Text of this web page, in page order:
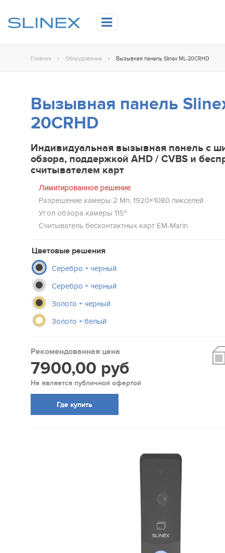
Главная Оборудование Вызывная панель Slinex ML-20CRHD
Вызывная панель
20CRHD
Индивидуальная вызывная панель с
обзора, поддержкой AHD / CVBS и
считывателем карт
Лимитированное решение
Разрешение камеры 2 Mп, 1920×1080 пикселей
Угол обзора камеры 115º
Считыватель беcконтактных карт EM-Marin
Цветовые решения
Серебро + черный
Серебро + черный
Золото + черный
Золото + белый
Рекомендованная цена
7900,00 руб
Не является публичной офертой
Где купить